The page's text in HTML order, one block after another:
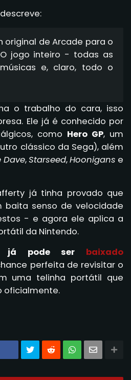
original de Arcade para o
jogo inteiro - todas as
e, claro, todo o
o trabalho do cara, isso
Ele já é conhecido por
como Hero GP, um
clássico da Sega), além
Dave,Starseed,Hoonigans e
já tinha provado que
baita senso de velocidade
- e agora ele aplica a
da Nintendo.
já pode ser baixado
perfeita de revisitar o
uma telinha portátil que
oficialmente.